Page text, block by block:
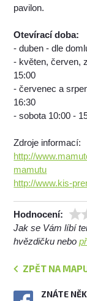
pavilon.
Otevírací doba:
- duben - dle
- květen, červen,
15:00
- červenec a
16:30
- sobota 10:00 -
Zdroje informací:
http://
mamutu
http://www.kis-
Hodnocení:
Jak se Vám líbí
hvězdičku nebo
ZPĚT NA
ZNÁTE